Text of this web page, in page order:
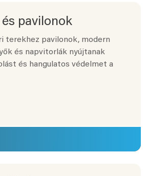
pavilonok
terekhez pavilonok, modern
és napvitorlák nyújtanak
és hangulatos védelmet a